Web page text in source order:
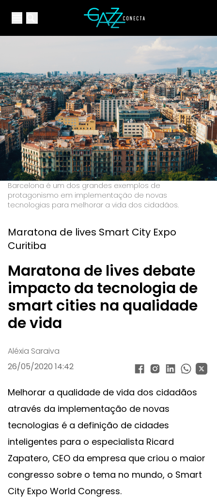
Open main menuYour Company
Barcelona é um dos grandes exemplos de
protagonismo em implementação de novas
tecnologias para melhorar a vida dos cidadãos.
Maratona de lives Smart City Expo
Curitiba
Maratona de lives debate
impacto da tecnologia de
smart cities na qualidade
de vida
Aléxia Saraiva
26/05/2020 14:42
Melhorar a qualidade de vida dos cidadãos
através da implementação de novas
tecnologias é a definição de cidades
inteligentes para o especialista Ricard
Zapatero, CEO da empresa que criou o maior
congresso sobre o tema no mundo, o Smart
City Expo World Congress.